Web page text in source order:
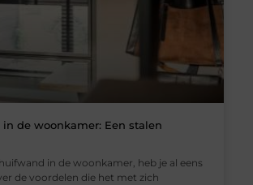
de woonkamer: Een stalen
in de woonkamer, heb je al eens
de voordelen die het met zich